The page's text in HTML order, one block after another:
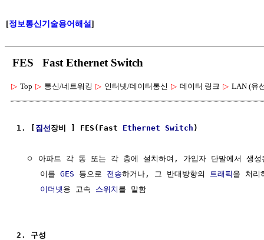
[정보통신기술용어해설]
FES Fast Ethernet Switch
▷ Top ▷ 통신/네트워킹 ▷ 인터넷/데이터통신 ▷ 데이터 링크 ▷ LAN (유
1. [ 집선장비 ] FES(Fast Ethernet Switch )
ㅇ 아파트 각 동 또는 각 층에 설치하여, 가입자 단말에서 생
     이를
GES 등으로 전송하거나, 그 반대방향의 트래픽 을 처리
이더넷 용 고속 스위치 를 말함
2. 구성